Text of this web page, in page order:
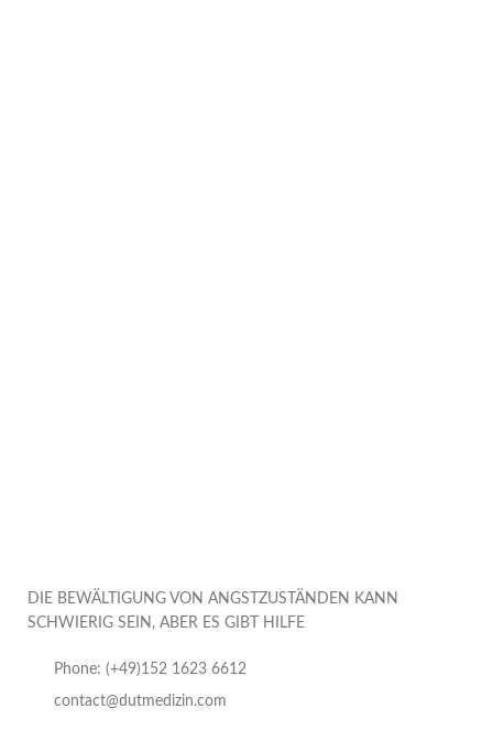
DIE BEWÄLTIGUNG VON ANGSTZUSTÄNDEN KANN
SCHWIERIG SEIN, ABER ES GIBT HILFE
Phone: (+49)152 1623 6612
contact@dutmedizin.com